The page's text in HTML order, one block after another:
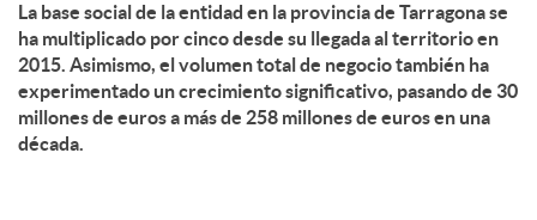
La base social de la entidad en la provincia de Tarragona se
ha multiplicado por cinco desde su llegada al territorio en
2015. Asimismo, el volumen total de negocio también ha
experimentado un crecimiento significativo, pasando de 30
millones de euros a más de 258 millones de euros en una
década.